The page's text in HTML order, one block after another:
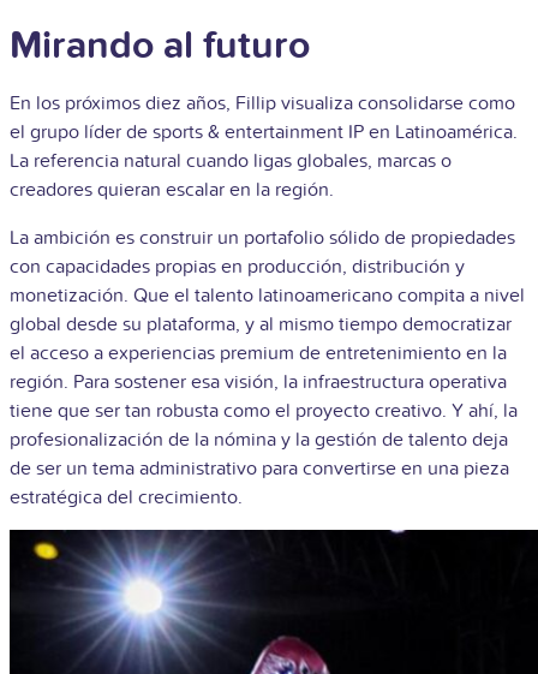
Mirando al futuro
En los próximos diez años, Fillip visualiza consolidarse como
el grupo líder de sports & entertainment IP en Latinoamérica.
La referencia natural cuando ligas globales, marcas o
creadores quieran escalar en la región.
La ambición es construir un portafolio sólido de propiedades
con capacidades propias en producción, distribución y
monetización. Que el talento latinoamericano compita a nivel
global desde su plataforma, y al mismo tiempo democratizar
el acceso a experiencias premium de entretenimiento en la
región. Para sostener esa visión, la infraestructura operativa
tiene que ser tan robusta como el proyecto creativo. Y ahí, la
profesionalización de la nómina y la gestión de talento deja
de ser un tema administrativo para convertirse en una pieza
estratégica del crecimiento.